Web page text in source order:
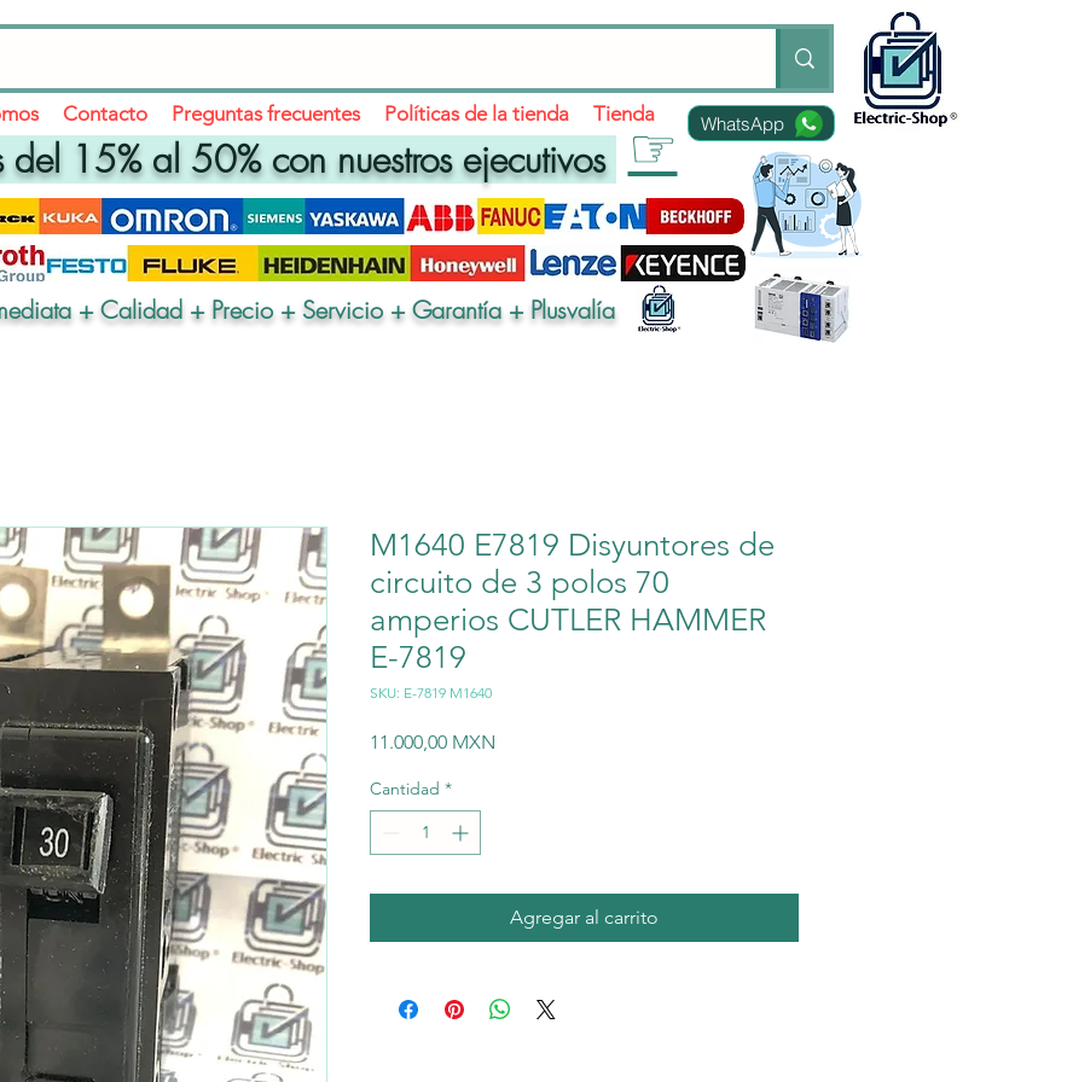
Contacto Preguntas frecuentes Políticas de la tienda Tienda WhatsApp
del 15% al 50% con nuestros ejecutivos ☞
+ Calidad + Precio + Servicio + Garantía + Plusvalía
M1640 E7819 Disyuntores de
circuito de 3 polos 70
amperios CUTLER HAMMER
E-7819
SKU: E-7819 M1640
11.000,00 MXN
Cantidad *
Agregar al carrito